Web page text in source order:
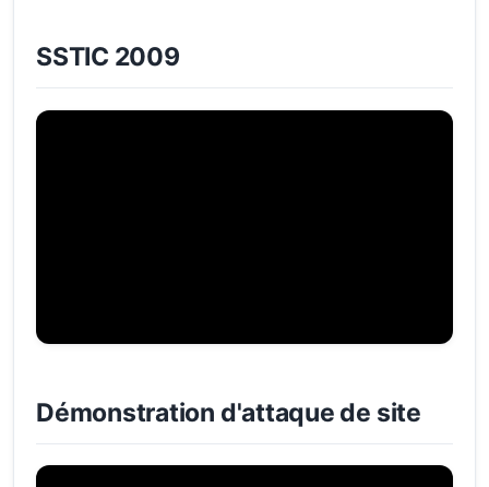
SSTIC 2009
Démonstration d'attaque de site